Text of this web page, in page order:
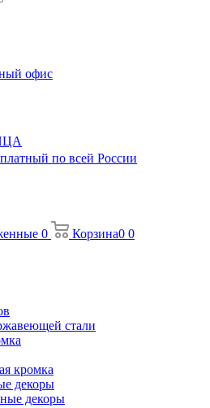
офис
по всей России
0 Корзина0 0
стали
кромка
декоры
декоры